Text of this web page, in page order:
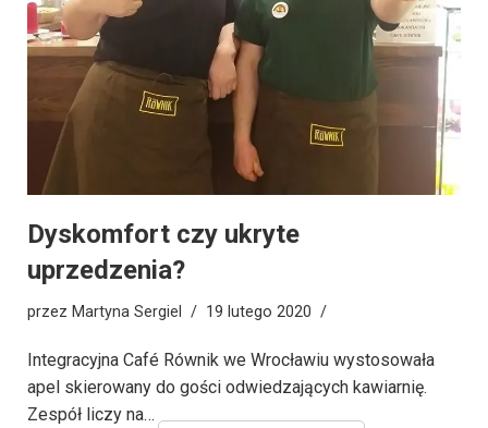
Dyskomfort czy ukryte
uprzedzenia?
przez Martyna Sergiel 19 lutego 2020
Integracyjna Café Równik we Wrocławiu wystosowała
apel skierowany do gości odwiedzających kawiarnię.
Zespół liczy na…